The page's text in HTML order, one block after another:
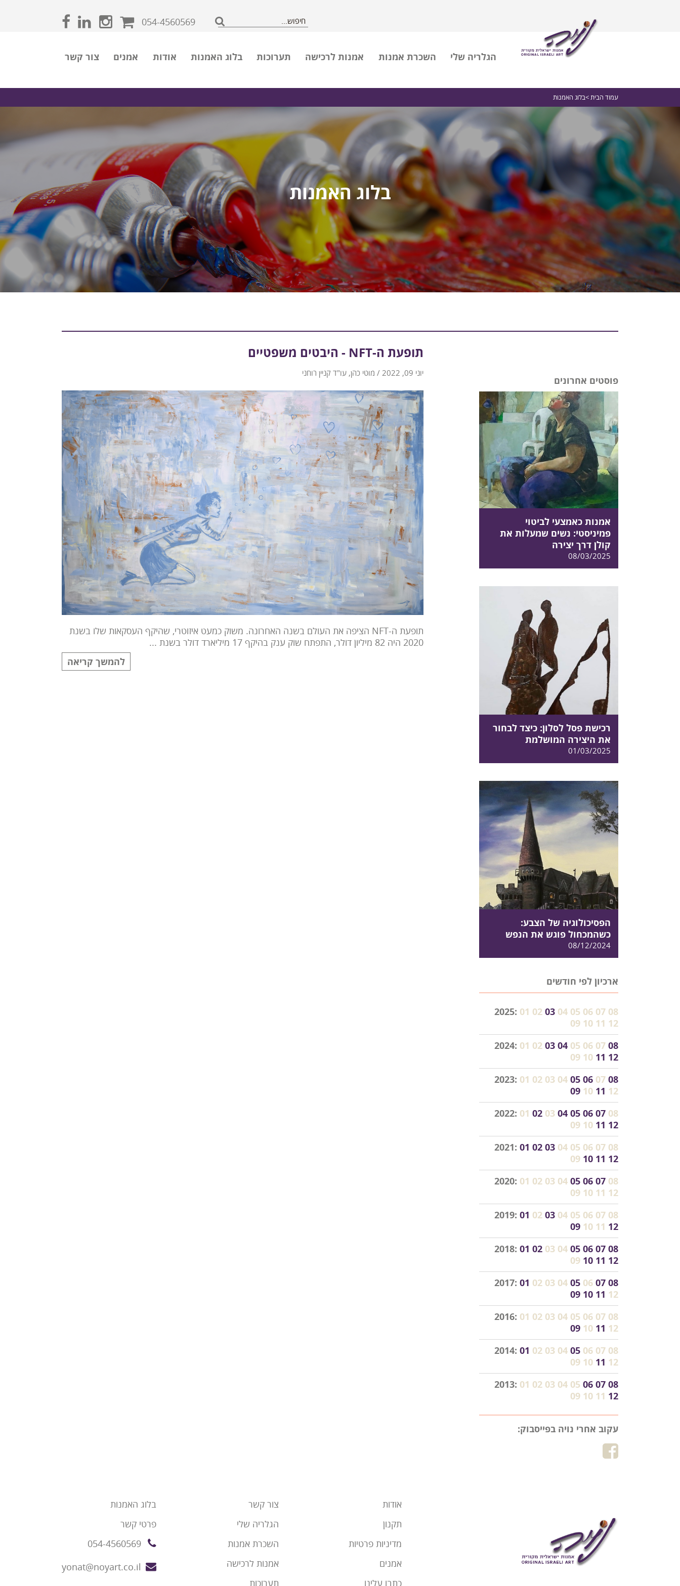
054-4560569
הגלריה שלי השכרת אמנות אמנות לרכישה תערוכות בלוג האמנות אודות אמנים צור קשר
עמוד הבית >בלוג האמנות
בלוג האמנות
תופעת ה-NFT - היבטים משפטיים
יוני 09, 2022 / מוטי כהן, עו"ד קניין רוחני
תופעת ה-NFT הציפה את העולם בשנה האחרונה. משוק כמעט איזוטרי, שהיקף העסקאות שלו בשנת
2020 היה 82 מיליון דולר, התפתח שוק ענק בהיקף 17 מיליארד דולר בשנת ...
להמשך קריאה
פוסטים אחרונים
אמנות כאמצעי לביטוי
פמיניסטי: נשים שמעלות את
קולן דרך יצירה
08/03/2025
רכישת פסל לסלון: כיצד לבחור
את היצירה המושלמת
01/03/2025
הפסיכולוגיה של הצבע:
כשהמכחול פוגש את הנפש
08/12/2024
ארכיון לפי חודשים
2025: 01 02 03 04 05 06 07 08
09 10 11 12
2024: 01 02 03 04 05 06 07 08
09 10 11 12
2023: 01 02 03 04 05 06 07 08
09 10 11 12
2022: 01 02 03 04 05 06 07 08
09 10 11 12
2021: 01 02 03 04 05 06 07 08
09 10 11 12
2020: 01 02 03 04 05 06 07 08
09 10 11 12
2019: 01 02 03 04 05 06 07 08
09 10 11 12
2018: 01 02 03 04 05 06 07 08
09 10 11 12
2017: 01 02 03 04 05 06 07 08
09 10 11 12
2016: 01 02 03 04 05 06 07 08
09 10 11 12
2014: 01 02 03 04 05 06 07 08
09 10 11 12
2013: 01 02 03 04 05 06 07 08
09 10 11 12
עקוב אחרי נויה בפייסבוק:
אודות
תקנון
מדיניות פרטיות
אמנים
כתבו עלינו
צור קשר
הגלריה שלי
השכרת אמנות
אמנות לרכישה
תערוכות
בלוג האמנות
פרטי קשר
054-4560569
yonat@noyart.co.il